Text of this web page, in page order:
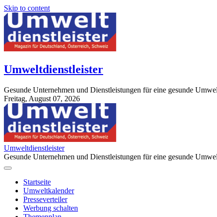
Skip to content
Umweltdienstleister
Gesunde Unternehmen und Dienstleistungen für eine gesunde
Freitag, August 07, 2026
StuttgartApotheke.com
Umweltdienstleister
Gesunde Unternehmen und Dienstleistungen für eine gesunde
Startseite
Umweltkalender
Presseverteiler
Werbung schalten